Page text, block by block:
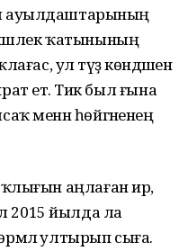
ауылдаштарының
ҡатынының
ул тәүҙә көндәшен
етә. Тик был ғына
менән һөйгәненең
юҡлығын аңлаған ир,
2015 йылда ла
ултырып сыға.